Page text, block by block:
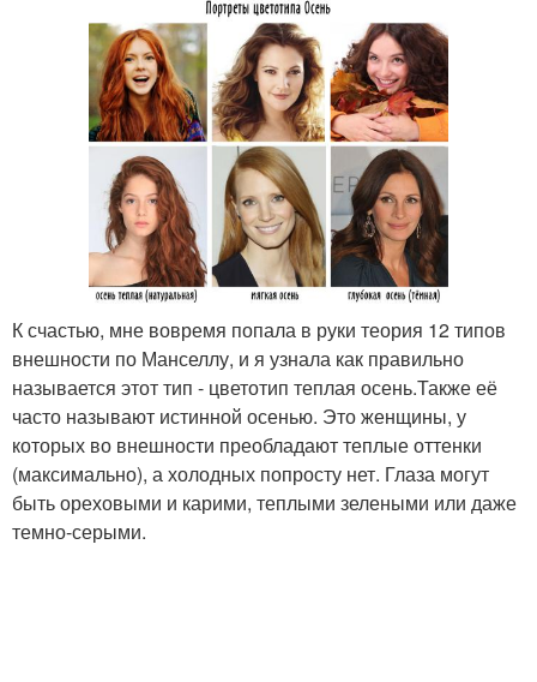
К счастью, мне вовремя попала в руки теория 12 типов
внешности по Манселлу, и я узнала как правильно
называется этот тип - цветотип теплая осень.Также её
часто называют истинной осенью. Это женщины, у
которых во внешности преобладают теплые оттенки
(максимально), а холодных попросту нет. Глаза могут
быть ореховыми и карими, теплыми зелеными или даже
темно-серыми.